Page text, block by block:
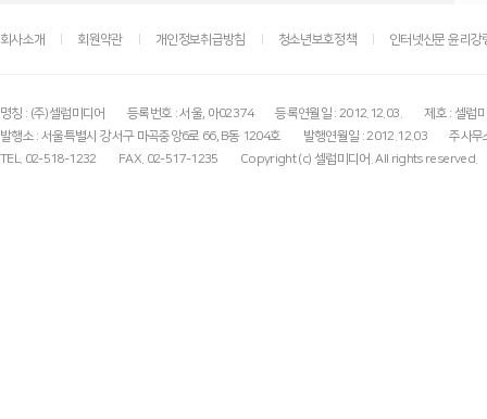
회사소개 회원약관 개인정보취급방침 청소년보호정책 인터넷신문 윤리강
명칭 : (주)셀럽미디어 등록번호 : 서울, 아02374 등록연월일 : 2012.12.03.
제호 : 셀럽
발행소 : 서울특별시 강서구 마곡중앙6로 66, B동 1204호
발행연월일 : 2012.12.03
주사무
TEL. 02-518-1232
FAX. 02-517-1235 Copyright (c) 셀럽미디어. All rights reserved.